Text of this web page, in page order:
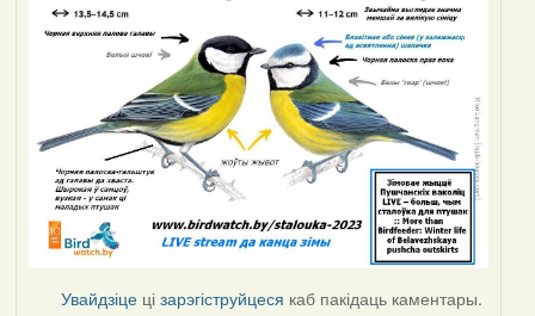
Увайдзіце цізарэгіструйцеся каб пакідаць каментары.